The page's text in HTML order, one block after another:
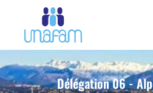
Délégation 06 -